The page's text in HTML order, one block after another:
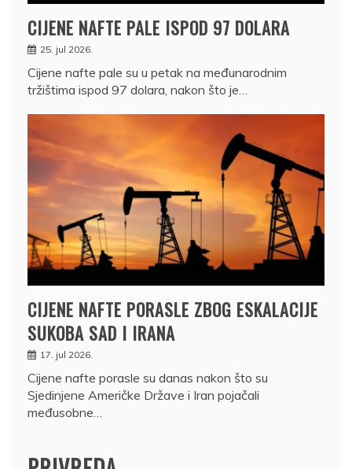
CIJENE NAFTE PALE ISPOD 97 DOLARA
25. jul 2026.
Cijene nafte pale su u petak na međunarodnim
tržištima ispod 97 dolara, nakon što je…
CIJENE NAFTE PORASLE ZBOG ESKALACIJE
SUKOBA SAD I IRANA
17. jul 2026.
Cijene nafte porasle su danas nakon što su
Sjedinjene Američke Države i Iran pojačali
međusobne…